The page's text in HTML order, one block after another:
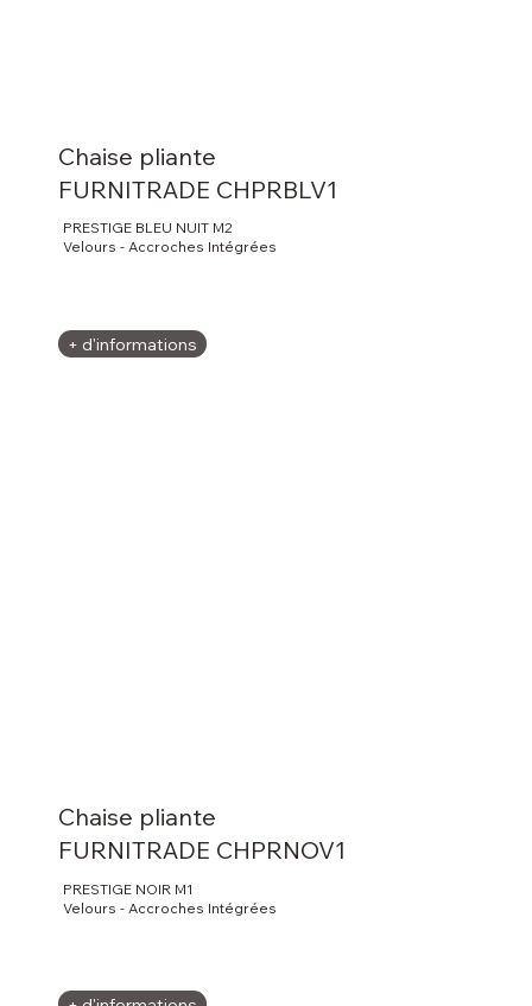
Chaise pliante
FURNITRADE CHPRBLV1
PRESTIGE BLEU NUIT M2
Velours - Accroches Intégrées
+ d'informations
Chaise pliante
FURNITRADE CHPRNOV1
PRESTIGE NOIR M1
Velours - Accroches Intégrées